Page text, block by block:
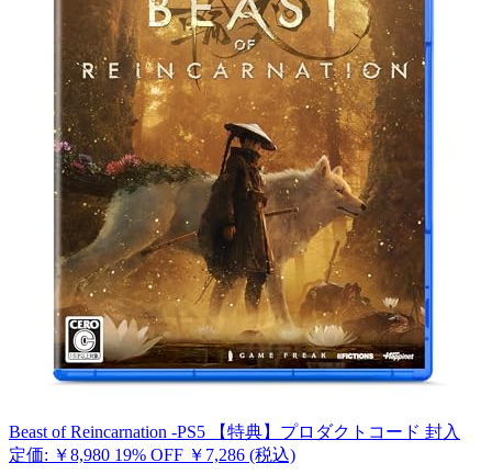
Beast of Reincarnation -PS5 【特典】プロダクトコード 封入
定価: ￥8,980 19% OFF ￥7,286 (税込)